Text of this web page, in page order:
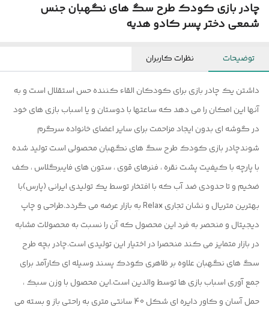
چادر بازی کودک طرح سگ های نگهبان جنس
شمعی دختر پسر کادو هدیه
توضیحات نظرات کاربران
داشتن یک چادر بازی برای کودکان القاء کننده حس استقلال است و به
آنها این امکان را می دهد که ساعتها با دوستان و یا اسباب بازی های خود
در گوشه ای بدون ایجاد مزاحمت برای سایر اعضای خانواده سرگرم
شوندچادر بازی کودک طرح سگ های نگهبان محصولی است تولید شده
با پارچه با کیفیت پشت نقره ، فنرهای قوی ، ستون های فایبرگلاس ، کف
ضخیم و تا حدودی ضد آب که با افتخار توسط یک تولیدی ایرانی (پارس)با
بهترین متریال و نشان تجاری Relax به بازار عرضه می گردد.طراحی و چاپ
دیجیتال و منحصر به فرد این محصول که آن را نسبت به محصولات مشابه
در بازار متمایز می کند منحصرا در اختیار این تولیدی است.چادر بچه طرح
سگ های نگهبان علاوه بر ظاهری کودک پسند وسیله ای کارآمد برای
جمع آوری اسباب بازی ها توسط والدین است.این محصول با وزن سبک ،
حمل آسان و کاور دایره ای شکل 40 سانتی متری به راحتی باز و بسته می